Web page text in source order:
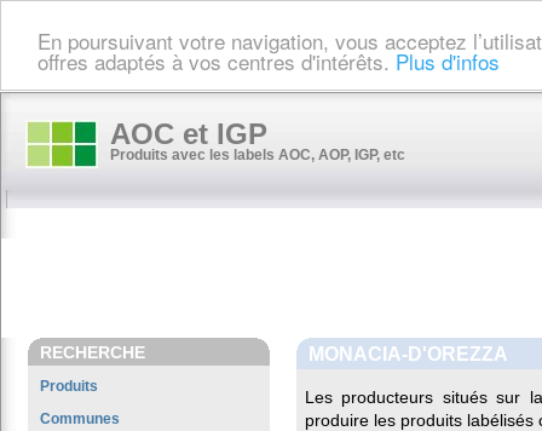
En poursuivant votre navigation, vous acceptez
offres adaptés à vos centres d'intérêts. Plus d'infos
AOC et IGP
Produits avec les labels AOC, AOP, IGP, etc
RECHERCHE
Produits
Communes
MONACIA-D'OREZZA
Les producteurs situés sur
produire les produits labélisés